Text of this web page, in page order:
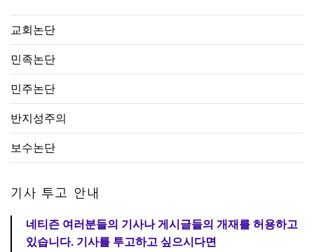
교회논단
민족논단
민주논단
반지성주의
보수논단
기사 투고 안내
네티즌 여러분들의 기사나 게시글들의 개재를 허용하고
있습니다. 기사를 투고하고 싶으시다면